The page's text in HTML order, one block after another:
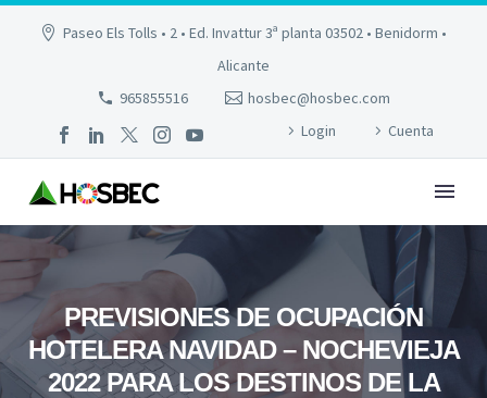
Paseo Els Tolls • 2 • Ed. Invattur 3ª planta 03502 • Benidorm •
Alicante
965855516
hosbec@hosbec.com
Login
Cuenta
PREVISIONES DE OCUPACIÓN
HOTELERA NAVIDAD – NOCHEVIEJA
2022 PARA LOS DESTINOS DE LA